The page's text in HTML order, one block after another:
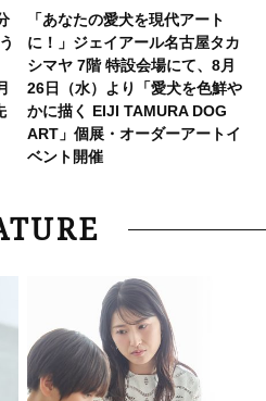
グ】6選
「あなたの愛犬を現代アート
に！」ジェイアール名古屋タカ
シマヤ 7階 特設会場にて、8月
26日（水）より「愛犬を色鮮や
かに描く EIJI TAMURA DOG
ART」個展・オーダーアートイ
ベント開催